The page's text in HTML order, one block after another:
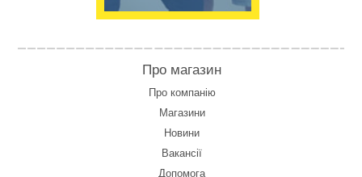
Про магазин
Про компанію
Магазини
Новини
Вакансії
Допомога